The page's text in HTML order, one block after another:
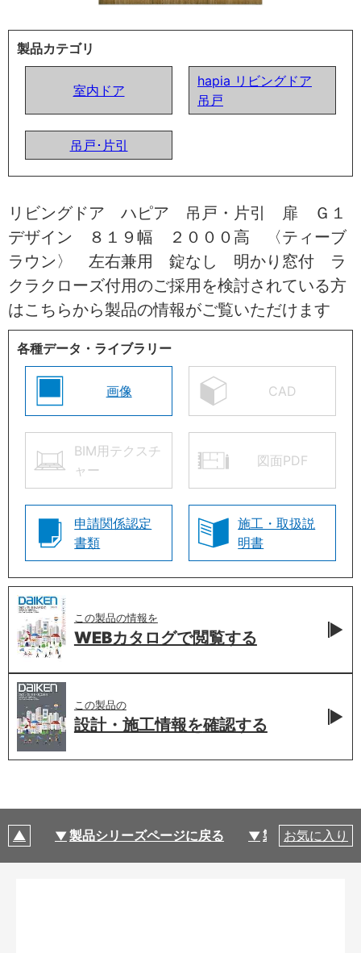
製品カテゴリ
室内ドア
hapia リビングドア
吊戸
吊戸･片引
リビングドア ハピア 吊戸・片引 扉 Ｇ１
デザイン ８１９幅 ２０００高 〈ティーブ
ラウン〉 左右兼用 錠なし 明かり窓付 ラ
クラクローズ付用のご採用を検討されている方
はこちらから製品の情報がご覧いただけます
各種データ・ライブラリー
画像 CAD
BIM用テクスチ
ャー
図面PDF
申請関係認定
書類
施工・取扱説
明書
この製品の情報を
WEBカタログで閲覧する
この製品の
設計・施工情報を確認する
製品シリーズページに戻る 製品仕様
お気に入り